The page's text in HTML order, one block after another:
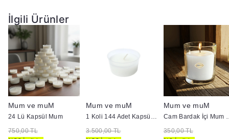
İlgili Ürünler
Mum ve muM
24 Lü Kapsül Mum
750,00 TL
Mum ve muM
1 Koli 144 Adet Kapsül Mum
3.500,00 TL
Mum ve muM
Cam
350,00 TL